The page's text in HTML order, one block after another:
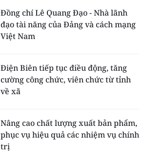
Đồng chí Lê Quang Đạo - Nhà lãnh
đạo tài năng của Đảng và cách mạng
Việt Nam
Điện Biên tiếp tục điều động, tăng
cường công chức, viên chức từ tỉnh
về xã
Nâng cao chất lượng xuất bản phẩm,
phục vụ hiệu quả các nhiệm vụ chính
trị